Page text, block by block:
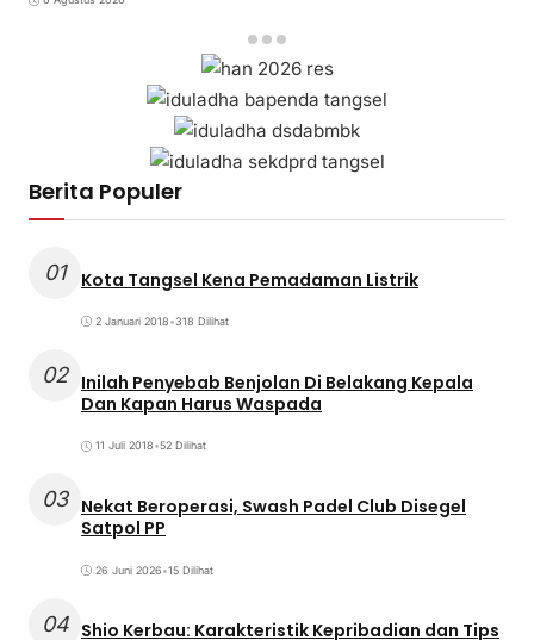
Berita Populer
01 Kota Tangsel Kena Pemadaman Listrik
2 Januari 2018•318 Dilihat
02 Inilah Penyebab Benjolan Di Belakang Kepala
Dan Kapan Harus Waspada
11 Juli 2018•52 Dilihat
03 Nekat Beroperasi, Swash Padel Club Disegel
Satpol PP
26 Juni 2026•15 Dilihat
04 Shio Kerbau: Karakteristik Kepribadian dan Tips